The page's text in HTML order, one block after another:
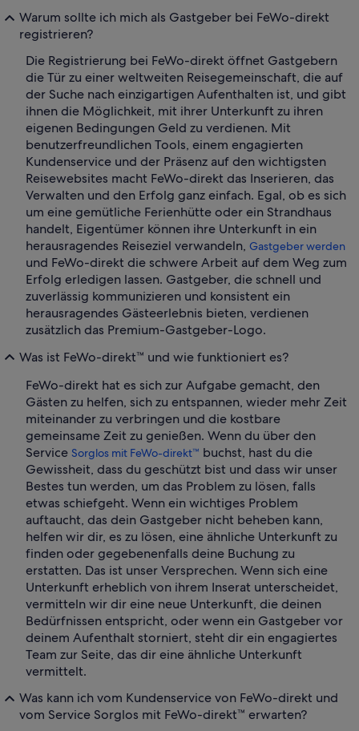
Warum sollte ich mich als Gastgeber bei FeWo-direkt
registrieren?
Die Registrierung bei FeWo-direkt öffnet Gastgebern
die Tür zu einer weltweiten Reisegemeinschaft, die auf
der Suche nach einzigartigen Aufenthalten ist, und gibt
ihnen die Möglichkeit, mit ihrer Unterkunft zu ihren
eigenen Bedingungen Geld zu verdienen. Mit
benutzerfreundlichen Tools, einem engagierten
Kundenservice und der Präsenz auf den wichtigsten
Reisewebsites macht FeWo-direkt das Inserieren, das
Verwalten und den Erfolg ganz einfach. Egal, ob es sich
um eine gemütliche Ferienhütte oder ein Strandhaus
handelt, Eigentümer können ihre Unterkunft in ein
herausragendes Reiseziel verwandeln, Gastgeber werden
und FeWo-direkt die schwere Arbeit auf dem Weg zum
Erfolg erledigen lassen. Gastgeber, die schnell und
zuverlässig kommunizieren und konsistent ein
herausragendes Gästeerlebnis bieten, verdienen
zusätzlich das Premium-Gastgeber-Logo.
Was ist FeWo-direkt™ und wie funktioniert es?
FeWo-direkt hat es sich zur Aufgabe gemacht, den
Gästen zu helfen, sich zu entspannen, wieder mehr Zeit
miteinander zu verbringen und die kostbare
gemeinsame Zeit zu genießen. Wenn du über den
Service Sorglos mit FeWo-direkt™ buchst, hast du die
Gewissheit, dass du geschützt bist und dass wir unser
Bestes tun werden, um das Problem zu lösen, falls
etwas schiefgeht. Wenn ein wichtiges Problem
auftaucht, das dein Gastgeber nicht beheben kann,
helfen wir dir, es zu lösen, eine ähnliche Unterkunft zu
finden oder gegebenenfalls deine Buchung zu
erstatten. Das ist unser Versprechen. Wenn sich eine
Unterkunft erheblich von ihrem Inserat unterscheidet,
vermitteln wir dir eine neue Unterkunft, die deinen
Bedürfnissen entspricht, oder wenn ein Gastgeber vor
deinem Aufenthalt storniert, steht dir ein engagiertes
Team zur Seite, das dir eine ähnliche Unterkunft
vermittelt.
Was kann ich vom Kundenservice von FeWo-direkt und
vom Service Sorglos mit FeWo-direkt™ erwarten?